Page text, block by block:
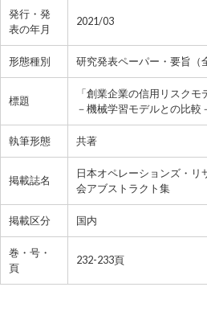
発行・発
表の年月
2021/03
形態種別 研究発表ペーパー・要旨（
標題
「創業企業の信用リスク
－機械学習モデルとの比較
執筆形態 共著
掲載誌名
日本オペレーションズ・リ
会アブストラクト集
掲載区分 国内
巻・号・
頁
232-233頁